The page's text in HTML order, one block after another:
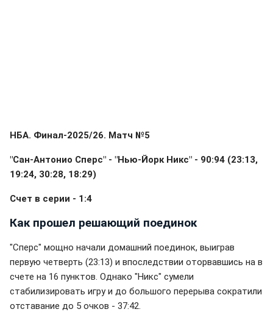
НБА. Финал-2025/26. Матч №5
"Сан-Антонио Сперс" - "Нью-Йорк Никс" - 90:94 (23:13,
19:24, 30:28, 18:29)
Счет в серии - 1:4
Как прошел решающий поединок
"Сперс" мощно начали домашний поединок, выиграв
первую четверть (23:13) и впоследствии оторвавшись на в
счете на 16 пунктов. Однако "Никс" сумели
стабилизировать игру и до большого перерыва сократили
отставание до 5 очков - 37:42.